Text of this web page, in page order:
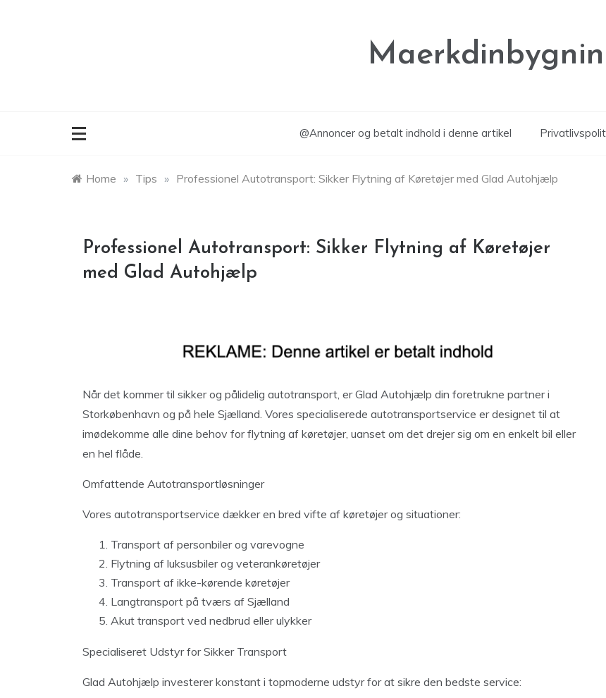
@Annoncer og betalt indhold i denne artikel
Home » Tips » Professionel Autotransport: Sikker Flytning af Køretøjer med Glad Autohjælp
Professionel Autotransport: Sikker Flytning af Køretøjer
med Glad Autohjælp
Når det kommer til sikker og pålidelig autotransport, er Glad Autohjælp din foretrukne partner i
Storkøbenhavn og på hele Sjælland. Vores specialiserede autotransportservice er designet til at
imødekomme alle dine behov for flytning af køretøjer, uanset om det drejer sig om en enkelt bil eller
en hel flåde.
Omfattende Autotransportløsninger
Vores autotransportservice dækker en bred vifte af køretøjer og situationer:
Transport af personbiler og varevogne
Flytning af luksusbiler og veterankøretøjer
Transport af ikke-kørende køretøjer
Langtransport på tværs af Sjælland
Akut transport ved nedbrud eller ulykker
Specialiseret Udstyr for Sikker Transport
Glad Autohjælp investerer konstant i topmoderne udstyr for at sikre den bedste service: